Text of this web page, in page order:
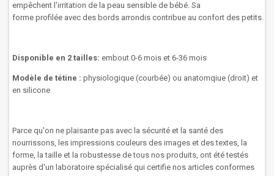
empêchent l'irritation de la peau sensible de bébé. Sa
forme profilée avec des bords arrondis contribue au confort des petits.
Disponible en 2 tailles: embout 0-6 mois et 6-36 mois
Modèle de tétine : physiologique (courbée) ou anatomqiue (droit) et
en silicone
Parce qu'on ne plaisante pas avec la sécurité et la santé des
nourrissons, les impressions couleurs des images et des textes, la
forme, la taille et la robustesse de tous nos produits, ont été testés
auprès d'un laboratoire spécialisé qui certifie nos articles conformes